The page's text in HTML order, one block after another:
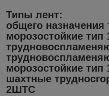
Типы лент:
общего назначения
морозостойкие
морозостойкие
шахтные
2ШТС